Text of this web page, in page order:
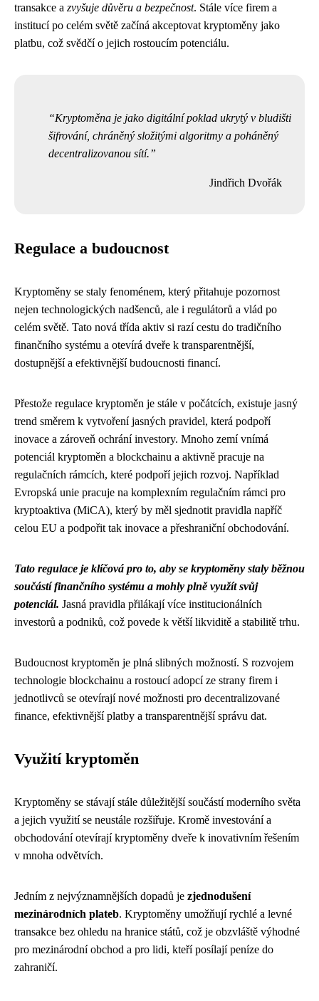
transakce a zvyšuje důvěru a bezpečnost. Stále více firem a
institucí po celém světě začíná akceptovat kryptoměny jako
platbu, což svědčí o jejich rostoucím potenciálu.
Kryptoměna je jako digitální poklad ukrytý v bludišti
šifrování, chráněný složitými algoritmy a poháněný
decentralizovanou sítí.
Jindřich Dvořák
Regulace a budoucnost
Kryptoměny se staly fenoménem, který přitahuje pozornost
nejen technologických nadšenců, ale i regulátorů a vlád po
celém světě. Tato nová třída aktiv si razí cestu do tradičního
finančního systému a otevírá dveře k transparentnější,
dostupnější a efektivnější budoucnosti financí.
Přestože regulace kryptoměn je stále v počátcích, existuje jasný
trend směrem k vytvoření jasných pravidel, která podpoří
inovace a zároveň ochrání investory. Mnoho zemí vnímá
potenciál kryptoměn a blockchainu a aktivně pracuje na
regulačních rámcích, které podpoří jejich rozvoj. Například
Evropská unie pracuje na komplexním regulačním rámci pro
kryptoaktiva (MiCA), který by měl sjednotit pravidla napříč
celou EU a podpořit tak inovace a přeshraniční obchodování.
Tato regulace je klíčová pro to, aby se kryptoměny staly běžnou
součástí finančního systému a mohly plně využít svůj
potenciál. Jasná pravidla přilákají více institucionálních
investorů a podniků, což povede k větší likviditě a stabilitě trhu.
Budoucnost kryptoměn je plná slibných možností. S rozvojem
technologie blockchainu a rostoucí adopcí ze strany firem i
jednotlivců se otevírají nové možnosti pro decentralizované
finance, efektivnější platby a transparentnější správu dat.
Využití kryptoměn
Kryptoměny se stávají stále důležitější součástí moderního světa
a jejich využití se neustále rozšiřuje. Kromě investování a
obchodování otevírají kryptoměny dveře k inovativním řešením
v mnoha odvětvích.
Jedním z nejvýznamnějších dopadů je zjednodušení
mezinárodních plateb. Kryptoměny umožňují rychlé a levné
transakce bez ohledu na hranice států, což je obzvláště výhodné
pro mezinárodní obchod a pro lidi, kteří posílají peníze do
zahraničí.